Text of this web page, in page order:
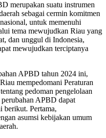
merupakan suatu instrumen
sebagai cermin komitmen
untuk memenuhi
tema mewujudkan Riau yang
dan unggul di Indonesia,
mewujudkan terciptanya
APBD tahun 2024 ini,
mempedomani Peraturan
pedoman pengelolaan
APBD dapat
berikut. Pertama,
asumsi kebijakan umum